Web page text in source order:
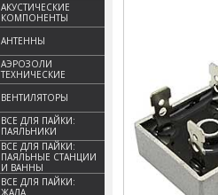
АКУСТИЧЕСКИЕ
КОМПОНЕНТЫ
АНТЕННЫ
АЭРОЗОЛИ
ТЕХНИЧЕСКИЕ
ВЕНТИЛЯТОРЫ
ВСЕ ДЛЯ ПАЙКИ:
ПАЯЛЬНИКИ
ВСЕ ДЛЯ ПАЙКИ:
ПАЯЛЬНЫЕ СТАНЦИИ
И ВАННЫ
ВСЕ ДЛЯ ПАЙКИ:
ЖАЛА